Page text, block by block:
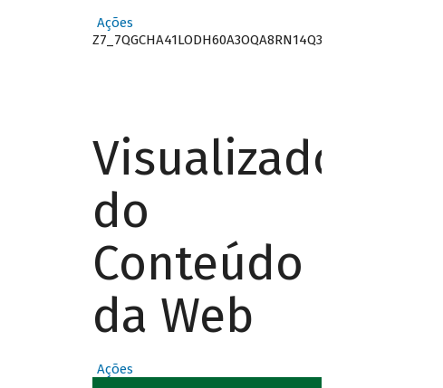
Ações
Z7_7QGCHA41LODH60A3OQA8RN14Q3
Visualizador
do
Conteúdo
da Web
Ações